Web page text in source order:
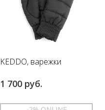
KEDDO, варежки
1 700 руб.